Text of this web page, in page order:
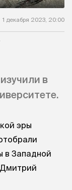
1 декабря 2023, 20:00
в
эры
в Западной
Дмитрий